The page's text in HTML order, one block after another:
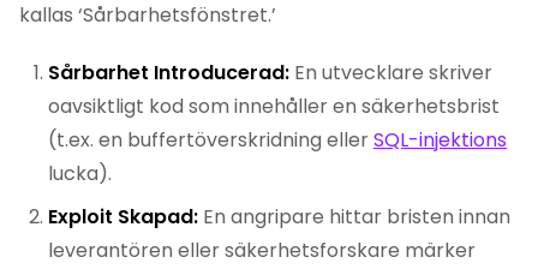
kallas ‘Sårbarhetsfönstret.’
Sårbarhet Introducerad: En utvecklare skriver
oavsiktligt kod som innehåller en säkerhetsbrist
(t.ex. en buffertöverskridning ellerSQL-injektions
lucka).
Exploit Skapad: En angripare hittar bristen innan
leverantören eller säkerhetsforskare märker